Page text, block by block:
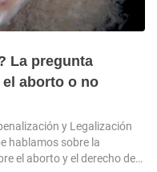
La pregunta
aborto o no
y Legalización
hablamos sobre la
el aborto y el derecho de